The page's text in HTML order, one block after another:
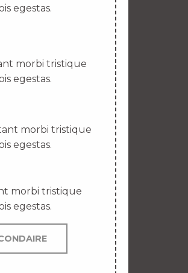
egestas.
morbi tristique
egestas.
morbi tristique
egestas.
morbi tristique
egestas.